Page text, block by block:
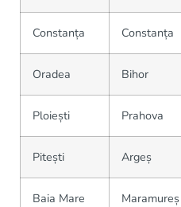
Constanța Constanța
Oradea Bihor
Ploiești Prahova
Pitești Argeș
Baia Mare Maramureș